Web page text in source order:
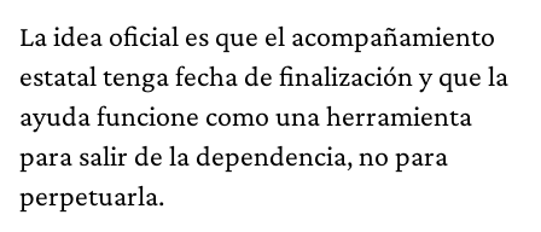
La idea oficial es que el acompañamiento
estatal tenga fecha de finalización y que la
ayuda funcione como una herramienta
para salir de la dependencia, no para
perpetuarla.